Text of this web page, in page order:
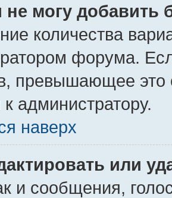
не могу добавить
количества
форума.
превышающее это
администратору.
наверх
или
и сообщения,